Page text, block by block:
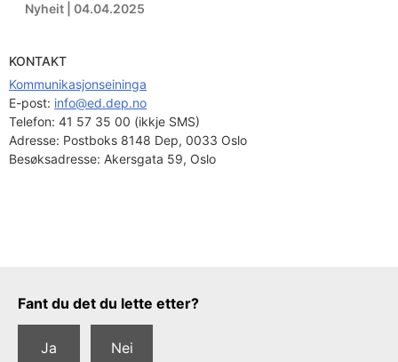
Nyheit | 04.04.2025
KONTAKT
Kommunikasjonseininga
E-post: info@ed.dep.no
Telefon: 41 57 35 00 (ikkje SMS)
Adresse: Postboks 8148 Dep, 0033 Oslo
Besøksadresse: Akersgata 59, Oslo
Tilbakemeldingsskjema
Fant du det du lette etter?
Ja Nei